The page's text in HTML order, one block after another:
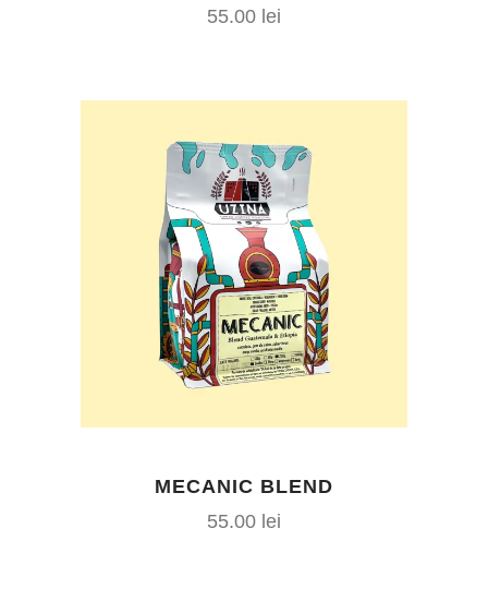
55.00 lei
MECANIC BLEND
55.00 lei